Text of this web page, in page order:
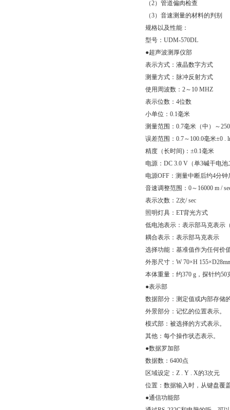
（2）管道偏肉检查
（3）音速测量的材料的判别
规格以及性能：
型号：UDM-570DL
●超声波测厚仪部
表示方式：液晶数字方式
测量方式：脉冲反射方式
使用周波数：2～10 MHZ
表示位数：4位数
小单位：0.1毫米
测量范围：0.7毫米（中）～
误差范围：0.7～100.0毫米±0 .
精度（长时间)：±0.1毫米
电源：DC 3.0 V（单3碱干电
电源OFF：测量中断后约4分
音速调整范围：0～16000 m /
表示次数：2次/ sec
照明灯具：ET背光方式
低电池表示：表示部马克表示
耦合表示：表示部马克表示
选择功能：基准值作为任何价
外形尺寸：W 70×H
本体重量：约370 g，探针约50
●表示部
数据部分：测定值或内部存储
外景部分：记忆的位置表示。
模式部：被选择的方式表示。
其他：每个操作状态表示。
●数据罗加部
数据数：6400点
区域设定：Z . Y . X的3次元
位置：数据输入时，从键盘覆
●通信功能部